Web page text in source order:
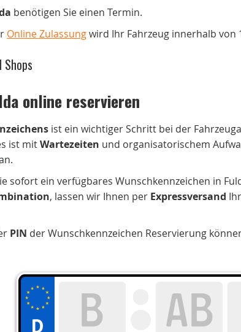
benötigen Sie einen Termin.
Online Zulassungwird Ihr Fahrzeug innerhalb von
online reservieren
ist ein wichtiger Schritt bei der
ist mitWartezeiten und organisatorischem
sofort ein verfügbares Wunschkennzeichen in
, lassen wir Ihnen per Expressversand
PIN der Wunschkennzeichen Reservierung